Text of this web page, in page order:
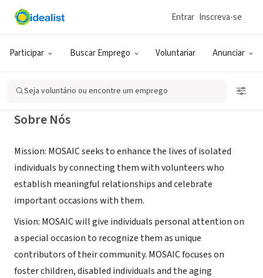
Participar Buscar Emprego Voluntariar Anunciar
Entrar Inscreva-se
Seja voluntário ou encontre um emprego
ONG (SETOR SOCIAL)
MOSAIC- Colorado
Sobre Nós
Mission: MOSAIC seeks to enhance the lives of isolated
individuals by connecting them with volunteers who
establish meaningful relationships and celebrate
important occasions with them.
Vision: MOSAIC will give individuals personal attention on
a special occasion to recognize them as unique
contributors of their community. MOSAIC focuses on
foster children, disabled individuals and the aging